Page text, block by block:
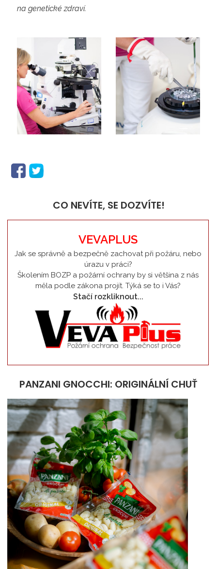
na genetické zdraví.
CO NEVÍTE, SE DOZVÍTE!
VEVAPLUS
Jak se správně a bezpečně zachovat při požáru, nebo
úrazu v práci?
Školením BOZP a požární ochrany by si většina z nás
měla podle zákona projít. Týká se to i Vás?
Stačí rozkliknout...
PANZANI GNOCCHI: ORIGINÁLNÍ CHUŤ